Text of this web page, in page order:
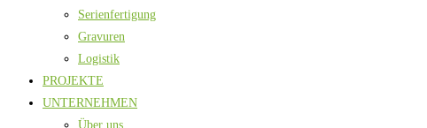
Serienfertigung
Gravuren
Logistik
PROJEKTE
UNTERNEHMEN
Über uns